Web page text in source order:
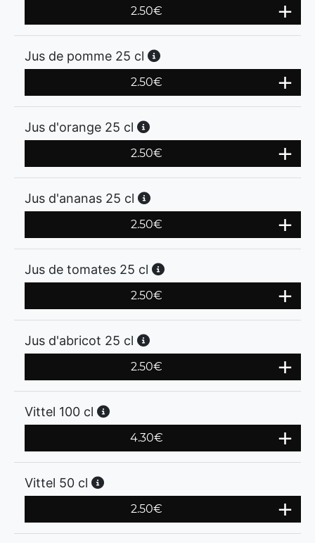
2.50€
Jus de pomme 25 cl
2.50€
Jus d'orange 25 cl
2.50€
Jus d'ananas 25 cl
2.50€
Jus de tomates 25 cl
2.50€
Jus d'abricot 25 cl
2.50€
Vittel 100 cl
4.30€
Vittel 50 cl
2.50€